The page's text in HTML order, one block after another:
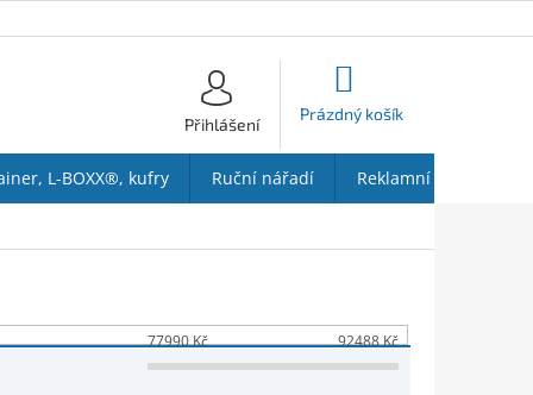
Přihlášení
Prázdný košík
L-BOXX®, kufry Ruční nářadí Reklamní předměty
77990Kč 92488Kč